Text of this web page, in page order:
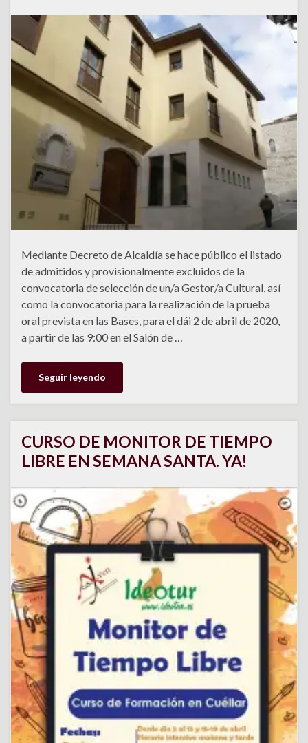
Mediante Decreto de Alcaldía se hace público el listado
de admitidos y provisionalmente excluidos de la
convocatoria de selección de un/a Gestor/a Cultural, así
como la convocatoria para la realización de la prueba
oral prevista en las Bases, para el dái 2 de abril de 2020,
a partir de las 9:00 en el Salón de …
Seguir leyendo
CURSO DE MONITOR DE TIEMPO
LIBRE EN SEMANA SANTA. YA!